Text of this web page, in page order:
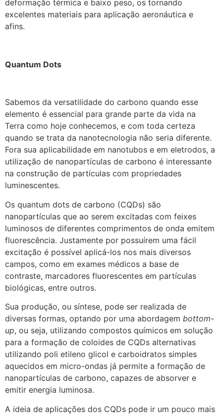
deformação térmica e baixo peso, os tornando
excelentes materiais para aplicação aeronáutica e
afins.
Quantum Dots
Sabemos da versatilidade do carbono quando esse
elemento é essencial para grande parte da vida na
Terra como hoje conhecemos, e com toda certeza
quando se trata da nanotecnologia não seria diferente.
Fora sua aplicabilidade em nanotubos e em eletrodos, a
utilização de nanopartículas de carbono é interessante
na construção de partículas com propriedades
luminescentes.
Os quantum dots de carbono (CQDs) são
nanopartículas que ao serem excitadas com feixes
luminosos de diferentes comprimentos de onda emitem
fluorescência. Justamente por possuírem uma fácil
excitação é possível aplicá-los nos mais diversos
campos, como em exames médicos a base de
contraste, marcadores fluorescentes em partículas
biológicas, entre outros.
Sua produção, ou síntese, pode ser realizada de
diversas formas, optando por uma abordagem bottom-
up, ou seja, utilizando compostos químicos em solução
para a formação de coloides de CQDs alternativas
utilizando poli etileno glicol e carboidratos simples
aquecidos em micro-ondas já permite a formação de
nanopartículas de carbono, capazes de absorver e
emitir energia luminosa.
A ideia de aplicações dos CQDs pode ir um pouco mais